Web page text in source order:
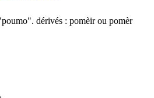
dérivés : pomèir ou pomèr